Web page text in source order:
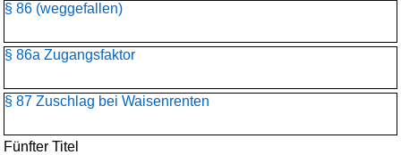
§ 86 (weggefallen)
§ 86a Zugangsfaktor
§ 87 Zuschlag bei Waisenrenten
Fünfter Titel